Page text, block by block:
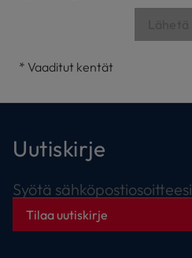
* Vaaditut kentät
Uutiskirje
Syötä sähköpostiosoitteesi
Tilaa uutiskirje